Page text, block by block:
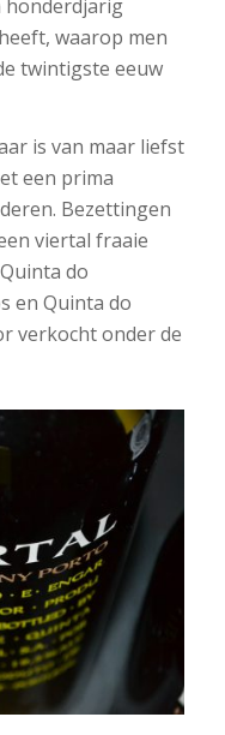
honderdjarig
waarop men
twintigste eeuw
is van maar liefst
een prima
Bezettingen
viertal fraaie
do
en Quinta do
verkocht onder de